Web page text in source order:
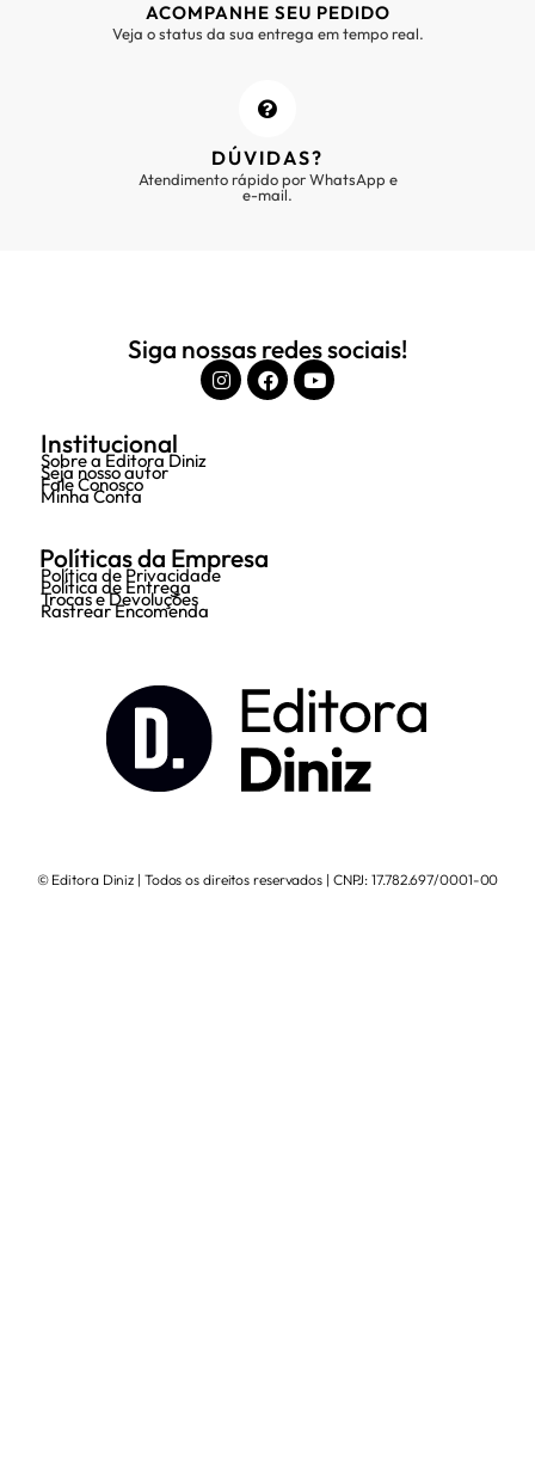
ACOMPANHE SEU PEDIDO
Veja o status da sua entrega em tempo real.
DÚVIDAS?
Atendimento rápido por WhatsApp e
e-mail.
Siga nossas redes sociais!
Institucional
Sobre a Editora Diniz
Seja nosso autor
Fale Conosco
Minha Conta
Políticas da Empresa
Política de Privacidade
Política de Entrega
Trocas e Devoluções
Rastrear Encomenda
© Editora Diniz | Todos os direitos reservados | CNPJ: 17.782.697/0001-00